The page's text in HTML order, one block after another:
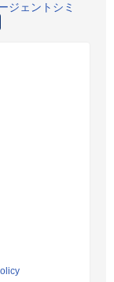
ジェントシミ